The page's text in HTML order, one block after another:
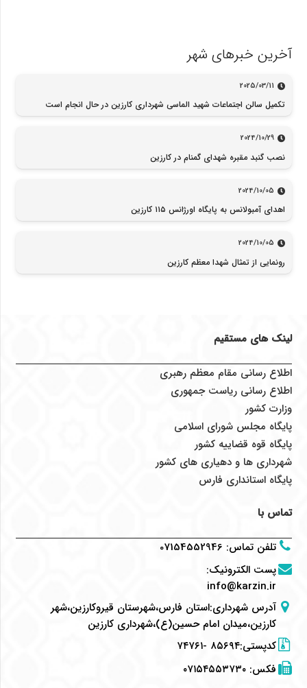
آخرین خبرهای شهر
2025/03/11
تکمیل سالن اجتماعات شهید الماسی شهرداری کارزین در حال انجام است
2024/10/29
نصب گنبد مقبره شهدای گمنام در کارزین
2024/10/05
اهدای آمبولانس به پایگاه اورژانس ۱۱۵ کارزین
2024/10/05
رونمایی از تمثال شهدا معظم کارزین
لینک های مستقیم
اطلاع رسانی مقام معظم رهبری
اطلاع رسانی ریاست جمهوری
وزارت کشور
پایگاه مجلس شورای اسلامی
پایگاه قوه قضاییه کشور
شهرداری ها و دهیاری های کشور
پایگاه استانداری فارس
تماس با
تلفن تماس:
07154552946
پست الکترونیک:
info@karzin.ir
آدرس شهرداری:استان فارس،شهرستان قیروکارزین،شهر
کارزین،میدان امام حسین(ع)،شهرداری کارزین
کدپستی:۸۵۶۹۴ -۷۴۷۶۱
فکس:۰۷۱۵۴۵۵۳۷۳۰